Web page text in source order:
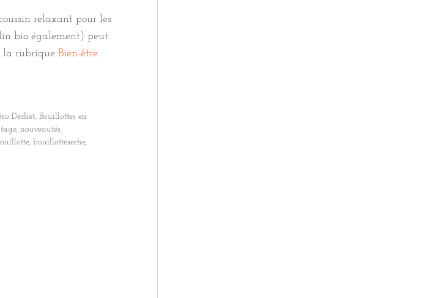
relaxant pour les
bio également) peut
la rubrique Bien-être.
Déchet, Bouillottes en
, nouveautés
, bouillotteseche,